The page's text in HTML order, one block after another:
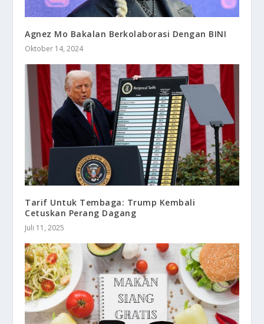
Agnez Mo Bakalan Berkolaborasi Dengan BINI
Oktober 14, 2024
Tarif Untuk Tembaga: Trump Kembali
Cetuskan Perang Dagang
Juli 11, 2025